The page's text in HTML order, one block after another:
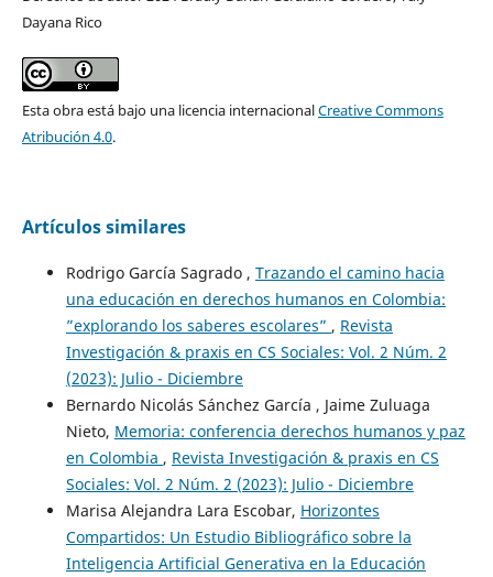
Dayana Rico
Esta obra está bajo una licencia internacionalCreative Commons
Atribución 4.0.
Artículos similares
Rodrigo García Sagrado , Trazando el camino hacia
una educación en derechos humanos en Colombia:
”explorando los saberes escolares” , Revista
Investigación & praxis en CS Sociales: Vol. 2 Núm. 2
(2023): Julio - Diciembre
Bernardo Nicolás Sánchez García , Jaime Zuluaga
Nieto, Memoria: conferencia derechos humanos y paz
en Colombia , Revista Investigación & praxis en CS
Sociales: Vol. 2 Núm. 2 (2023): Julio - Diciembre
Marisa Alejandra Lara Escobar, Horizontes
Compartidos: Un Estudio Bibliográfico sobre la
Inteligencia Artificial Generativa en la Educación